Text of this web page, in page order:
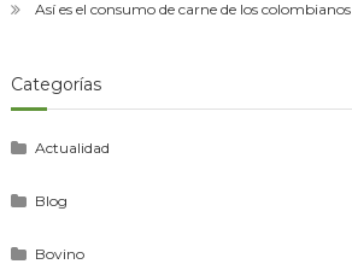
Así es el consumo de carne de los colombianos
Categorías
Actualidad
Blog
Bovino